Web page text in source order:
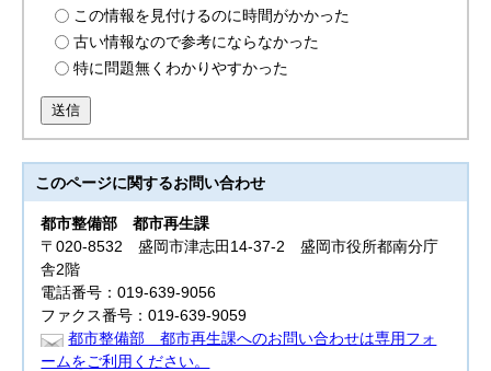
この情報を見付けるのに時間がかかった
古い情報なので参考にならなかった
特に問題無くわかりやすかった
送信
このページに関するお問い合わせ
都市整備部 都市再生課
〒020-8532 盛岡市津志田14-37-2 盛岡市役所都南分庁
舎2階
電話番号：019-639-9056
ファクス番号：019-639-9059
都市整備部 都市再生課へのお問い合わせは専用フォ
ームをご利用ください。